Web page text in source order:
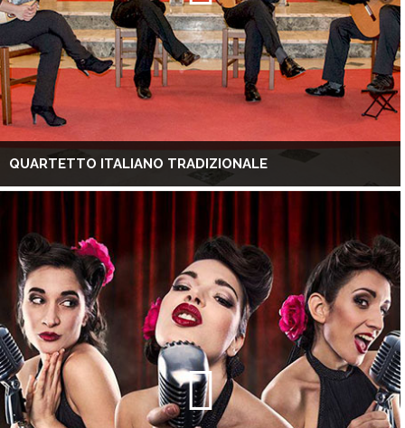
QUARTETTO ITALIANO TRADIZIONALE